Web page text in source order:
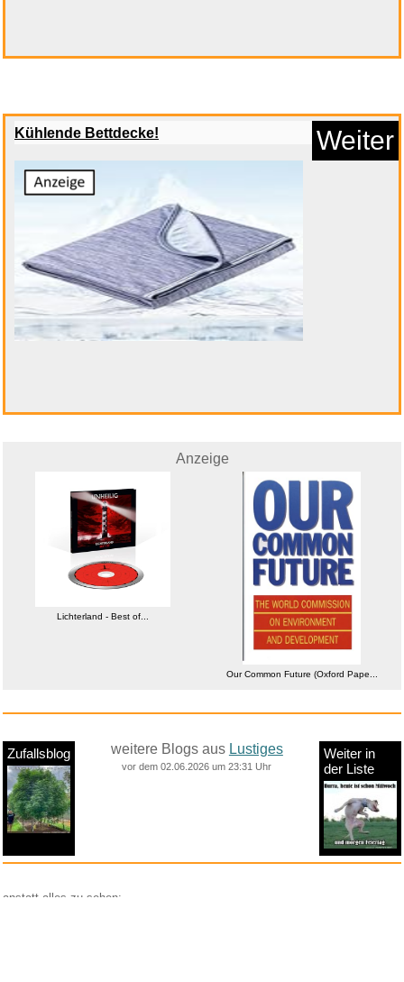
Wendy BD...
Anzeige
Kühlende Bettdecke! Weiter
Anzeige
Lichterland - Best of...
Our Common Future (Oxford Pape...
Zufallsblog weitere Blogs aus Lustiges
vor dem 02.06.2026 um 23:31 Uhr
Weiter in
der Liste
anstatt alles zu sehen: